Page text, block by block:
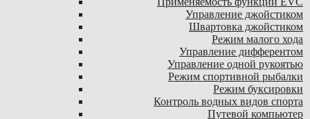
Управление джойстиком
Швартовка джойстиком
Режим малого хода
Управление дифферентом
Управление одной рукоятью
Режим спортивной рыбалки
Режим буксировки
Контроль водных видов спорта
Путевой компьютер